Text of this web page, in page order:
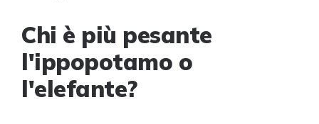
Chi è più pesante
l'ippopotamo o
l'elefante?